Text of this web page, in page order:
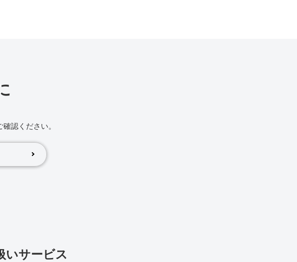
認ください。
いサービス